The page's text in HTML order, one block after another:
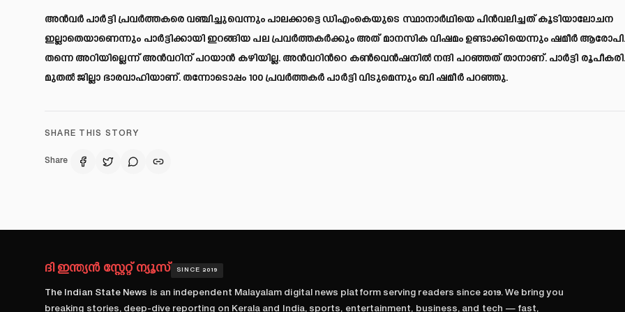
അൻവർ പാർട്ടി പ്രവർത്തകരെ വഞ്ചിച്ചുവെന്നും പാലക്കാട്ടെ ഡിഎംകെയുടെ സ്ഥാനാർഥിയെ പിൻവലിച്ചത് കൂടിയാലോചന
ഇല്ലാതെയാണെന്നും പാർട്ടിക്കായി ഇറങ്ങിയ പല പ്രവർത്തകർക്കും അത് മാനസിക വിഷമം ഉണ്ടാക്കിയെന്നും ഷമീര്‍
തന്നെ അറിയില്ലെന്ന് അൻവറിന് പറയാൻ കഴിയില്ല. അൻവറിന്‍റെ കൺവെൻഷനിൽ നന്ദി പറഞ്ഞത് താനാണ്. പാർട്ടി
മുതൽ ജില്ലാ ഭാരവാഹിയാണ്. തന്നോടൊപ്പം 100 പ്രവർത്തകർ പാർട്ടി വിടുമെന്നും ബി ഷമീര്‍ പറഞ്ഞു.
SHARE THIS STORY
Share
ദി ഇന്ത്യൻ സ്റ്റേറ്റ് ന്യൂസ് SINCE 2019
The Indian State News is an independent Malayalam digital news platform serving readers since 2019. We bring you
breaking stories, deep-dive reporting on Kerala and India, sports, entertainment, business, and tech — fast,